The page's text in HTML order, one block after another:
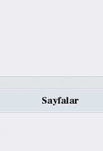
Sayfalar